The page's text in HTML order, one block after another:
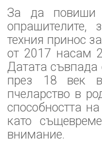
За да повиши
опрашителите,
техния принос
от 2017 насам
Датата
през 18 век
пчеларство в
способността
като
внимание.